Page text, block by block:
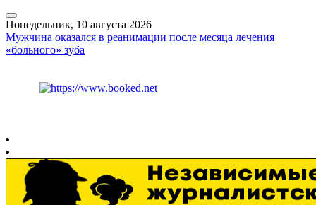
Понедельник, 10 августа 2026
Мужчина оказался в реанимации после месяца лечения
«больного» зуба